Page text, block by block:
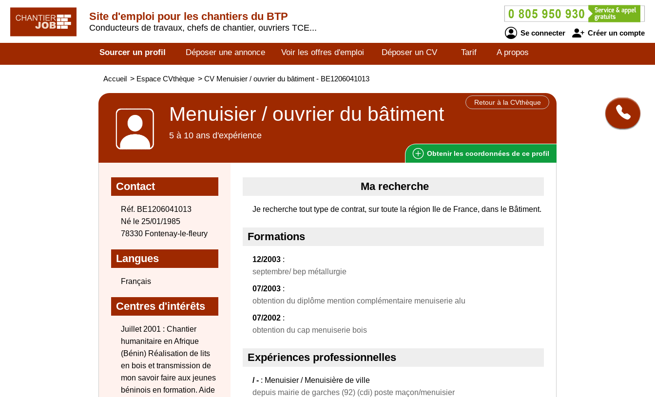
Site d'emploi pour les chantiers du BTP
Conducteurs de travaux, chefs de chantier, ouvriers TCE...
Se connecter Créer un compte
Sourcer un profil Déposer une annonce Voir les offres d'emploi Déposer un CV Tarif A propos
Accueil > Espace CVthèque > CV Menuisier / ouvrier du bâtiment - BE1206041013
Retour à la CVthèque
Menuisier / ouvrier du bâtiment
5 à 10 ans d'expérience
Obtenir les coordonnées de ce profil
Contact
Réf. BE1206041013
Né le 25/01/1985
78330 Fontenay-le-fleury
Langues
Français
Centres d'intérêts
Juillet 2001 : Chantier
humanitaire en Afrique
(Bénin) Réalisation de lits
en bois et transmission de
mon savoir faire aux jeunes
béninois en formation. Aide
Ma recherche
Je recherche tout type de contrat, sur toute la région Ile de France, dans le Bâtiment.
Formations
12/2003 :
septembre/ bep métallurgie
07/2003 :
obtention du diplôme mention complémentaire menuiserie alu
07/2002 :
obtention du cap menuiserie bois
Expériences professionnelles
/ - : Menuisier / Menuisière de ville
depuis mairie de garches (92) (cdi) poste maçon/menuisier